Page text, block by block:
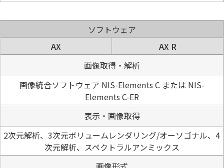
ソフトウェア
AX
AX R
画像取得・解析
画像統合ソフトウェア NIS-Elements C または NIS-
Elements C-ER
表示・画像取得
2次元解析、3次元ボリュームレンダリング/オーソゴナル、4
次元解析、スペクトラルアンミックス